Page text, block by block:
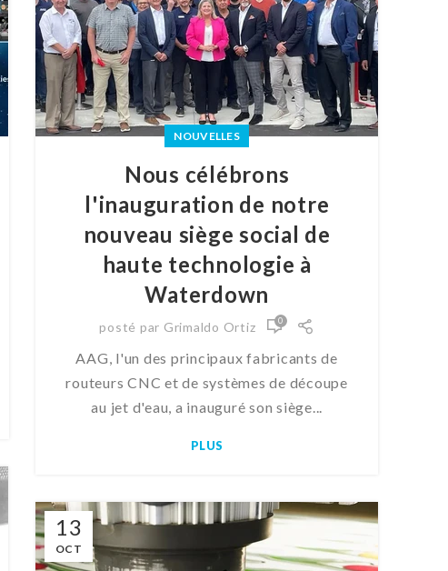
NOUVELLES
Nous célébrons
l'inauguration de notre
nouveau siège social de
haute technologie à
Waterdown
posté par Grimaldo Ortiz 0
AAG, l'un des principaux fabricants de
routeurs CNC et de systèmes de découpe
au jet d'eau, a inauguré son siège...
PLUS
13
OCT